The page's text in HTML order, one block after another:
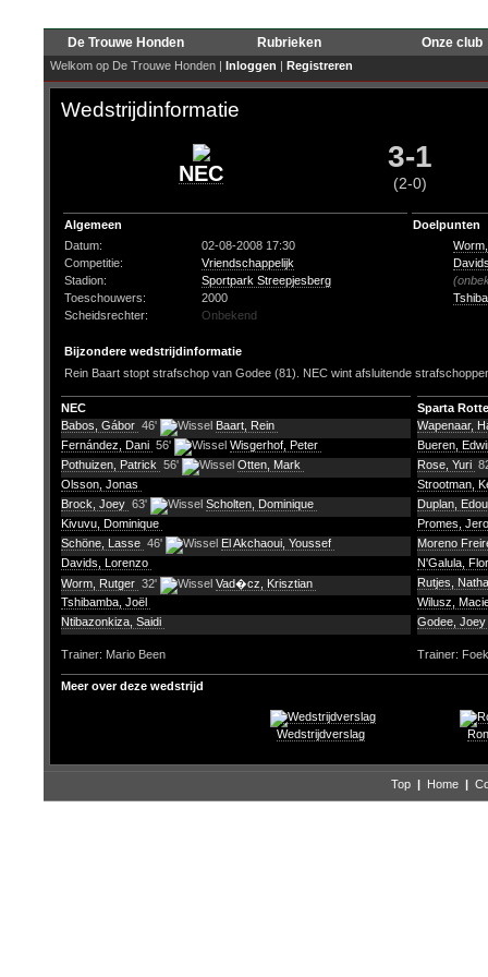
De Trouwe Honden Rubrieken Onze club
Welkom op De Trouwe Honden | Inloggen | Registreren
Wedstrijdinformatie
NEC 3-1
(2-0)
Algemeen
Datum:
02-08-2008 17:30
Competitie:
Vriendschappelijk
Stadion:
Sportpark Streepjesberg
Toeschouwers:
2000
Scheidsrechter:
Onbekend
Doelpunten
Bijzondere wedstrijdinformatie
Rein Baart stopt strafschop van Godee (81). NEC wint afsluitende
NEC
Sparta
Babos, Gábor 46'
Baart, Rein
Fernández, Dani 56'
Wisgerhof, Peter
Pothuizen, Patrick 56'
Otten, Mark
Olsson, Jonas
Brock, Joey 63'
Scholten, Dominique
Kivuvu, Dominique
Schöne, Lasse 46'
El Akchaoui, Youssef
Davids, Lorenzo
Worm, Rutger 32'
Vad�cz, Krisztian
Tshibamba, Joël
Ntibazonkiza, Saidi
Wapenaar,
Bueren,
Rose, Yuri
Strootman,
Duplan,
Promes,
Moreno
N'Galula,
Rutjes,
Wilusz,
Godee, Joey
Trainer: Mario Been Trainer:
Meer over deze wedstrijd
Wedstrijdverslag
Top | Home |